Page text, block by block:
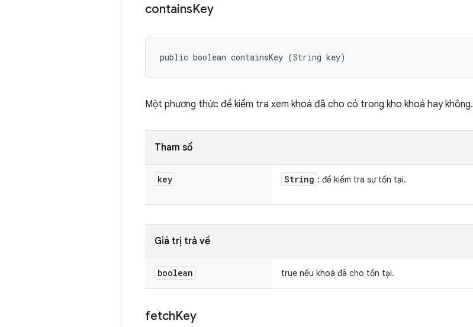
containsKey
public boolean containsKey (String key)
Một phương thức để kiểm tra xem khoá đã cho có trong kho khoá hay không.
Tham số
key String : để kiểm tra sự tồn tại.
Giá trị trả về
boolean true nếu khoá đã cho tồn tại.
fetchKey